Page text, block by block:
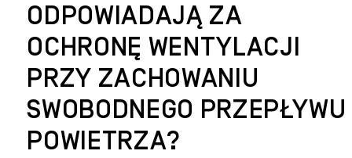
ODPOWIADAJĄ ZA
OCHRONĘ WENTYLACJI
PRZY ZACHOWANIU
SWOBODNEGO PRZEPŁYWU
POWIETRZA?